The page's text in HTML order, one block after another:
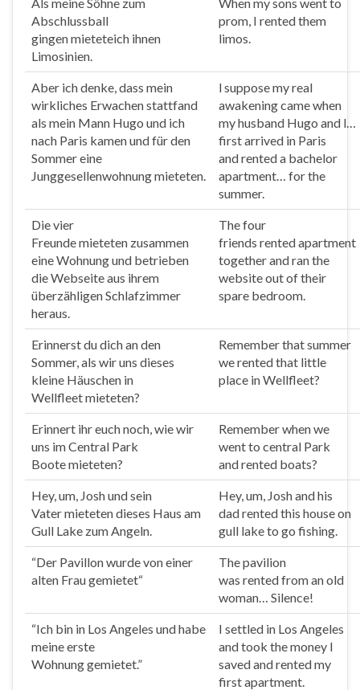
Abschlussball
gingenmieteteich ihnen
Limosinien.
prom, I rentedthem
limos.
Aber ich denke, dass mein
wirkliches Erwachen stattfand
als mein Mann Hugo und ich
nach Paris kamen und für den
Sommer eine
Junggesellenwohnungmieteten.
l suppose my real
awakening came when
my husband Hugo and l…
first arrived in Paris
andrenteda bachelor
apartment… for the
summer.
Die vier
Freundemieteten zusammen
eine Wohnung und betrieben
die Webseite aus ihrem
überzähligen Schlafzimmer
heraus.
The four
friends rentedapartment
together and ran the
website out of their
spare bedroom.
Erinnerst du dich an den
Sommer, als wir uns dieses
kleine Häuschen in
Wellfleetmieteten?
Remember that summer
werentedthat little
place in Wellfleet?
Erinnert ihr euch noch, wie wir
uns im Central Park
Bootemieteten?
Remember when we
went to central Park
andrented boats?
Hey, um, Josh und sein
Vatermietetendieses Haus am
Gull Lake zum Angeln.
Hey, um, Josh and his
dadrentedthis house on
gull lake to go fishing.
“Der Pavillon wurde von einer
alten Fraugemietet“
The pavilion
was rentedfrom an old
woman… Silence!
“Ich bin in Los Angeles und habe
meine erste
Wohnunggemietet.”
I settled in Los Angeles
and took the money I
saved andrentedmy
first apartment.